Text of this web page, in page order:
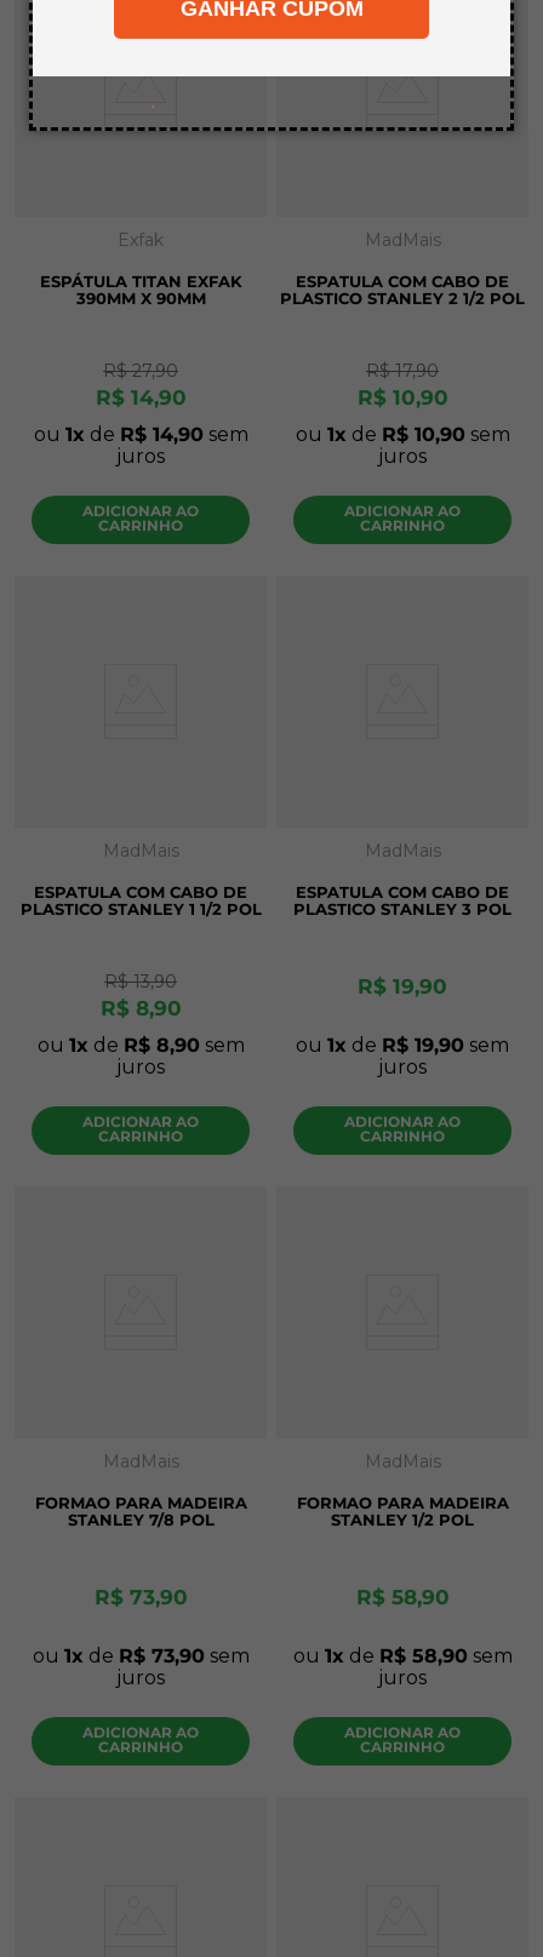
GANHAR CUPOM
.
Exfak
ESPÁTULA TITAN EXFAK
390MM X 90MM
R$ 27,90
R$ 14,90
ou 1 de R$ 14,90 sem
juros
ADICIONAR AO
CARRINHO
MadMais
ESPATULA COM CABO DE
PLASTICO STANLEY 2 1/2 POL
R$ 17,90
R$ 10,90
ou 1 de R$ 10,90 sem
juros
ADICIONAR AO
CARRINHO
MadMais
ESPATULA COM CABO DE
PLASTICO STANLEY 1 1/2 POL
R$ 13,90
R$ 8,90
ou 1 de R$ 8,90 sem
juros
ADICIONAR AO
CARRINHO
MadMais
ESPATULA COM CABO DE
PLASTICO STANLEY 3 POL
R$ 19,90
ou 1 de R$ 19,90 sem
juros
ADICIONAR AO
CARRINHO
MadMais
FORMAO PARA MADEIRA
STANLEY 7/8 POL
R$ 73,90
ou 1 de R$ 73,90 sem
juros
ADICIONAR AO
CARRINHO
MadMais
FORMAO PARA MADEIRA
STANLEY 1/2 POL
R$ 58,90
ou 1 de R$ 58,90 sem
juros
ADICIONAR AO
CARRINHO